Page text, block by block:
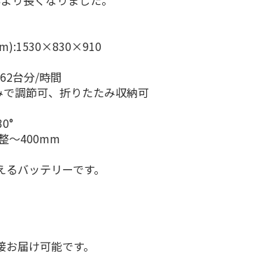
台分/時間
で調節可、折りたたみ収納可
〜400mm
バッテリーです。
届け可能です。